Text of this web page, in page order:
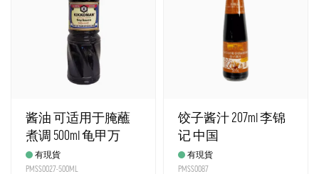
酱油 可适用于腌蘸
煮调 500ml 龟甲万
有現貨
PMSS0027-500ML
饺子酱汁 207ml 李锦
记 中国
有現貨
PMSS0087